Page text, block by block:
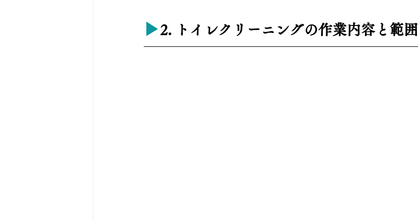
▶︎2. トイレクリーニングの作業内容と範囲